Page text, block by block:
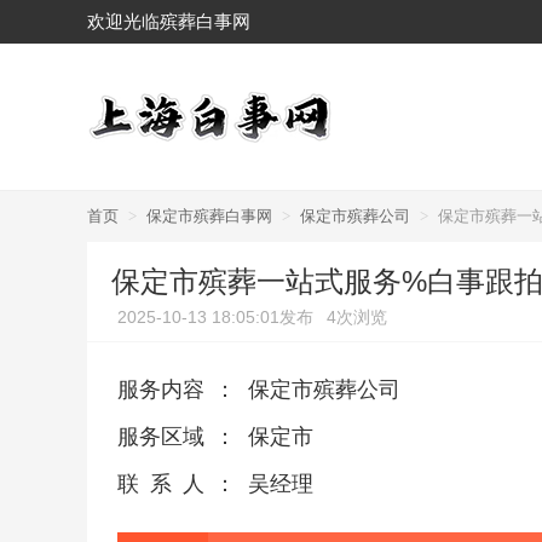
欢迎光临殡葬白事网
首页 > 保定市殡葬白事网 > 保定市殡葬公司 > 保定市殡葬一
保定市殡葬一站式服务%白事跟
2025-10-13 18:05:01发布 4次浏览
服务内容 ：
保定市殡葬公司
服务区域
：
保定市
联系人
： 吴经理